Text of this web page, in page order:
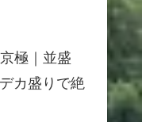
極｜並盛
カ盛りで絶